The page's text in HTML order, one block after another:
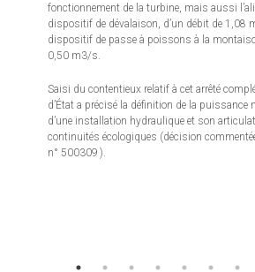
fonctionnement de la turbine, mais aussi
dispositif de dévalaison, d’un débit de 1,08
dispositif de passe à poissons à la
0,50 m3/s.
Saisi du contentieux relatif à cet arrêté
d’État a précisé la définition de la puissance
d’une installation hydraulique et son
continuités écologiques (décision
n° 500309 ).